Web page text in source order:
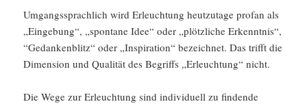
Umgangssprachlich wird Erleuchtung heutzutage profan als
„Eingebung“, „spontane Idee“ oder „plötzliche Erkenntnis“,
“Gedankenblitz“ oder „Inspiration“ bezeichnet. Das trifft die
Dimension und Qualität des Begriffs „Erleuchtung“ nicht.
Die Wege zur Erleuchtung sind individuell zu findende